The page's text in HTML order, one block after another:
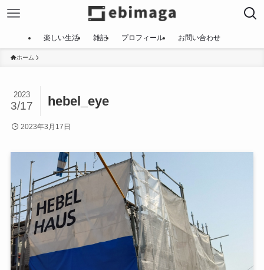
楽しい生活 雑記 プロフィール お問い合わせ
ホーム
hebel_eye
2023
3/17
2023年3月17日